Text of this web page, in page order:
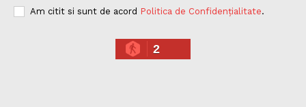
Am citit si sunt de acord Politica de Confidențialitate.
2